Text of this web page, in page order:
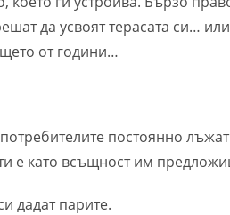
да усвоят терасата си…
от години…
постоянно
е като всъщност им
дадат парите.